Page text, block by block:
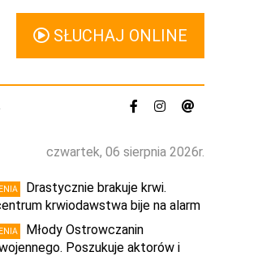
SŁUCHAJ ONLINE
czwartek, 06 sierpnia 2026r.
Drastycznie brakuje krwi.
krwiodawstwa bije na alarm
Młody Ostrowczanin
Poszukuje aktorów i